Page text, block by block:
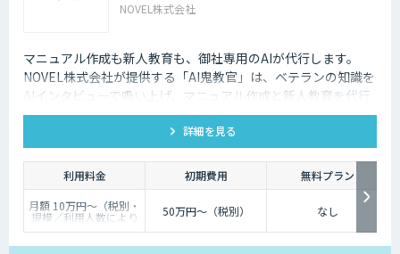
NOVEL株式会社
マニュアル作成も新人教育も、御社専用のAIが代行します。
NOVEL株式会社が提供する「AI鬼教官」は、ベテランの知識を
AIインタビューで吸い上げ、マニュアル作成と新人教育を代行
するAI教育係です。24時間・出典つきで新人の質問に答えま
詳細を見る
利用料金 初期費用
無料プラン
月額 10万円〜（税別・
規模／利用人数により
個別見積）
50万円〜（税別） なし